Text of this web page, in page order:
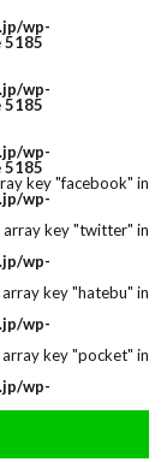
wp-
5185
wp-
5185
wp-
5185
key "facebook" in
wp-
array key "twitter" in
wp-
key "hatebu" in
wp-
array key "pocket" in
wp-